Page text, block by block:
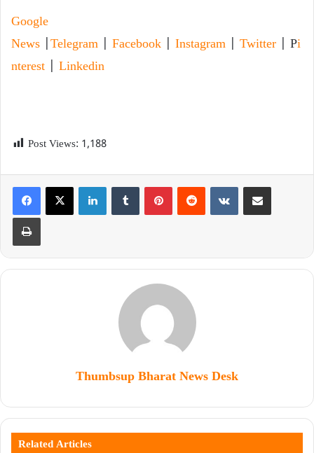
Google
News
Telegram Facebook Instagram Twitter | Pi
nterest
Linkedin
Post Views: 1,188
Thumbsup Bharat News Desk
Related Articles